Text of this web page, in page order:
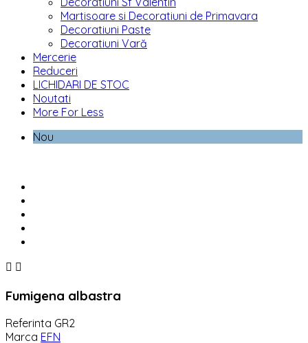
Martisoare si Decoratiuni de Primavara
Decoratiuni Paste
Decoratiuni Vară
Mercerie
Reduceri
LICHIDARI DE STOC
Noutati
More For Less
Nou
 
Fumigena albastra
Referinta GR2
Marca EFN